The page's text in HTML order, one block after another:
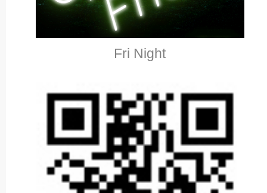
Fri Night